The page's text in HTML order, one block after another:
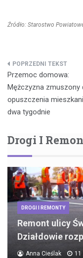
Źródło: Starostwo
Nawigacja
wpisu
Przemoc domowa:
Mężczyzna zmuszony
opuszczenia
dwa tygodnie
Drogi I
DROGI I REMONTY
Remont ulicy
Działdowie
Anna Cieślak 11